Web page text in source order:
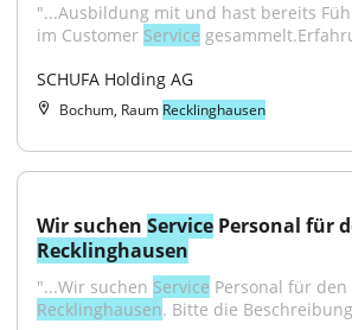
"...Ausbildung mit und hast bereits
im Customer Service
SCHUFA Holding AG
Bochum, Raum Recklinghausen
Wir suchen Service
Recklinghausen
"...Wir suchen Service
Recklinghausen. Bitte die